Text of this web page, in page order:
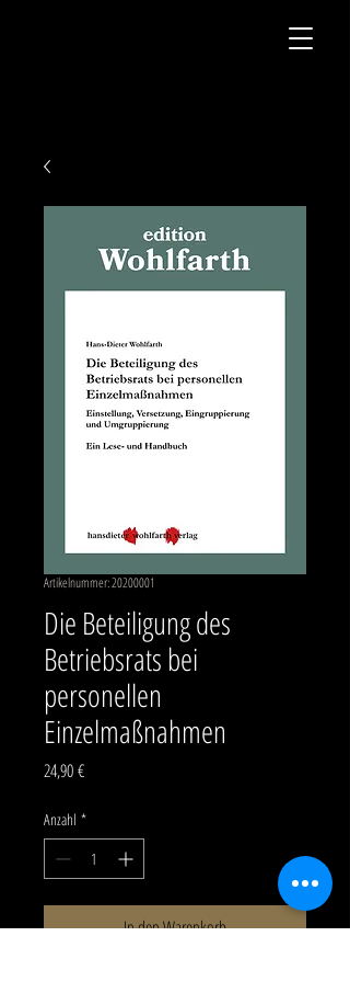
Artikelnummer: 20200001
Die Beteiligung des
Betriebsrats bei
personellen
Einzelmaßnahmen
24,90 €Preis
Anzahl *
In den Warenkorb